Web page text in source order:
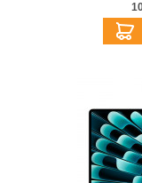
APPLE